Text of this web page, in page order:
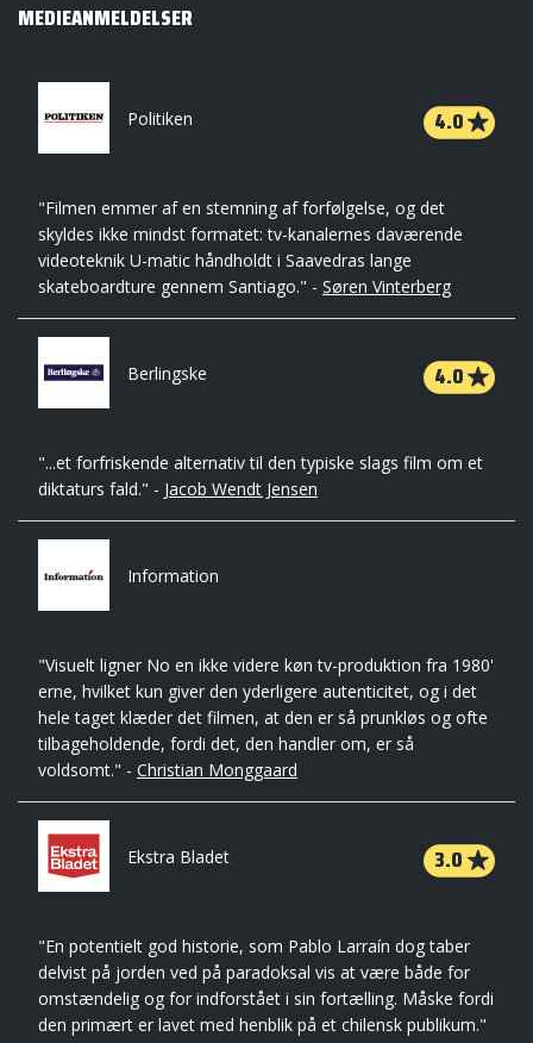
MEDIEANMELDELSER
Politiken 4.0
"Filmen emmer af en stemning af forfølgelse, og det
skyldes ikke mindst formatet: tv-kanalernes daværende
videoteknik U-matic håndholdt i Saavedras lange
skateboardture gennem Santiago." - Søren Vinterberg
Berlingske 4.0
"...et forfriskende alternativ til den typiske slags film om et
diktaturs fald." - Jacob Wendt Jensen
Information
"Visuelt ligner No en ikke videre køn tv-produktion fra 1980'
erne, hvilket kun giver den yderligere autenticitet, og i det
hele taget klæder det filmen, at den er så prunkløs og ofte
tilbageholdende, fordi det, den handler om, er så
voldsomt." - Christian Monggaard
Ekstra Bladet 3.0
"En potentielt god historie, som Pablo Larraín dog taber
delvist på jorden ved på paradoksal vis at være både for
omstændelig og for indforstået i sin fortælling. Måske fordi
den primært er lavet med henblik på et chilensk publikum."